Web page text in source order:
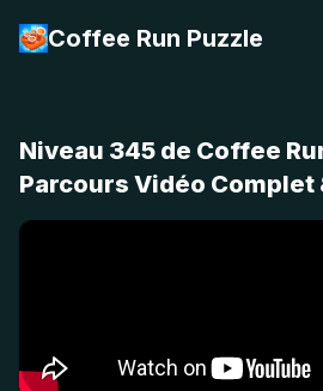
Coffee Run Puzzle
Niveau 345 de Coffee
Parcours Vidéo Complet